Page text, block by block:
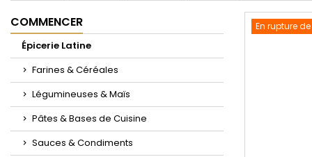
COMMENCER
Épicerie Latine
Farines & Céréales
Légumineuses & Maïs
Pâtes & Bases de Cuisine
Sauces & Condiments
En rupture